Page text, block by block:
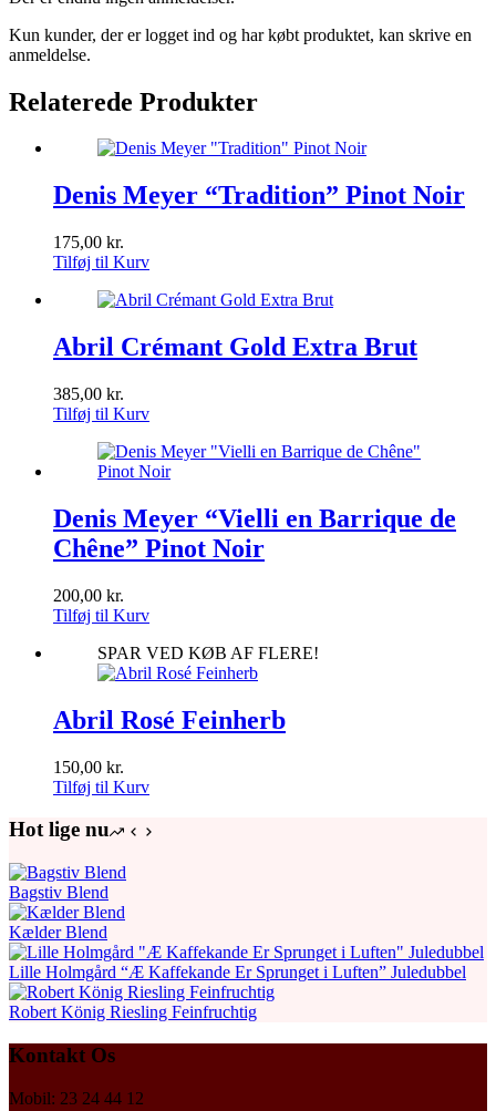
Kun kunder, der er logget ind og har købt produktet, kan skrive en
anmeldelse.
Relaterede Produkter
Denis Meyer “Tradition” Pinot Noir
175,00 kr.
Tilføj til Kurv
Abril Crémant Gold Extra Brut
385,00 kr.
Tilføj til Kurv
Denis Meyer “Vielli en Barrique de
Chêne” Pinot Noir
200,00 kr.
Tilføj til Kurv
SPAR VED KØB AF FLERE!
Abril Rosé Feinherb
150,00 kr.
Tilføj til Kurv
Hot lige nu
Bagstiv Blend
Kælder Blend
Lille Holmgård “Æ Kaffekande Er Sprunget i Luften” Juledubbel
Robert König Riesling Feinfruchtig
Kontakt Os
Mobil: 23 24 44 12